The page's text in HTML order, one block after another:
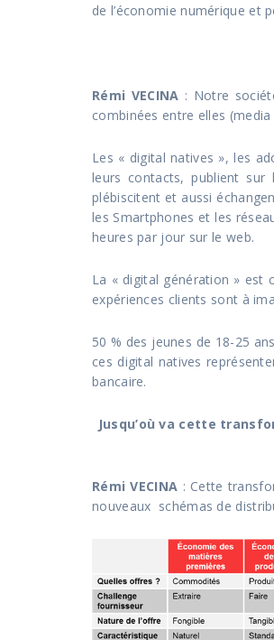
de l’économie numérique et
Rémi VECINA : Notre
combinées entre elles
Les « digital natives », les
leurs contacts, publient
plébiscitent et aussi
les Smartphones et les
heures par jour sur le web.
La « digital génération » est
expériences clients sont à
50 % des jeunes de 18-25
ces digital natives
bancaire.
Jusqu’où va cette
Rémi VECINA : Cette
nouveaux schémas de